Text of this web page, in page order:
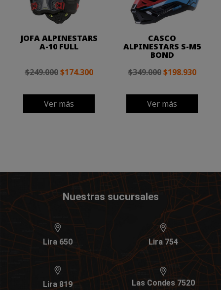
JOFA ALPINESTARS
A-10 FULL
$249.000 $174.300
Ver más
CASCO
ALPINESTARS S-M5
BOND
$349.000 $198.930
Ver más
Nuestras sucursales
Lira 650 Lira 754
Lira 819 Las Condes 7520